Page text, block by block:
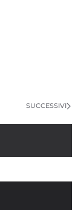
SUCCESSIVI